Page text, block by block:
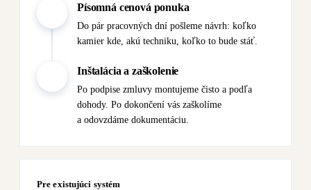
Písomná cenová ponuka
Do pár pracovných dní pošleme návrh: koľko
kamier kde, akú techniku, koľko to bude stáť.
Inštalácia a zaškolenie
Po podpise zmluvy montujeme čisto a podľa
dohody. Po dokončení vás zaškolíme
a odovzdáme dokumentáciu.
Pre existujúci systém